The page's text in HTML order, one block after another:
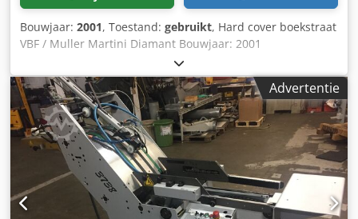
Bouwjaar: 2001, Toestand: gebruikt, Hard cover boekstraat
VBF / Muller Martini Diamant Bouwjaar: 2001
Omschrijving: - Halfautomatische instelling - Boek-
meettafel - Stand-alone voorverwarmingsapparaat: IR -
Invoerband - Sterinvoer - Rondzet- en aanpersstation -
Lijmwerk - Gaasstation - Leesbandaanzuiginrichting -
Lijmwerk - Kapitaalbandstation - Aanpersstation -
Inhangstation - Bandeninvoerapparaat Csdpfxsyid Nwj
Alasrf - Bandenvoorstapelband - Bandenbuiginrichting -
Bandenvormingsstation - Koudlijm circulatiepomp -
Hotmelt nozzle belijming voor rugbelijming in het
inhangstation Kneepinbrandmachine VBF / Muller Martini
Advertentie